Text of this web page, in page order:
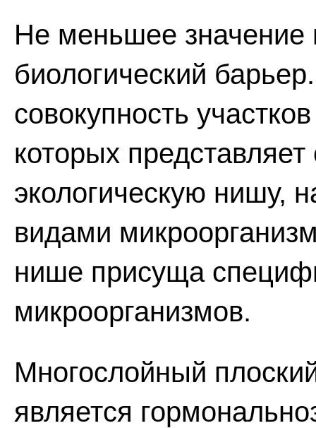
Не меньшее значение
биологический
совокупность
которых
экологическую нишу,
видами
нише присуща
микроорганизмов.
Многослойный
является